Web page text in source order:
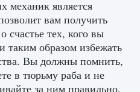
Крист в
1 393
механик является
вам получить
счастье тех, кого вы
таким образом избежать
Вы должны помнить,
в тюрьму раба и не
за ним правильно,